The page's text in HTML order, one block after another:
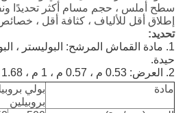
سطح أملس ، حجم مسام أكثر تحديدًا
إطلاق أقل للألياف ، كثافة أقل ،
تحديد:
1. مادة القماش المرشح: البوليستر ،
حيدة.
2. العرض: 0.53 م ، 0.57 م ، 1 م ، 1.68 م ، 1.8 م ، 2 م .....
مادة
بولي
بروبيلين